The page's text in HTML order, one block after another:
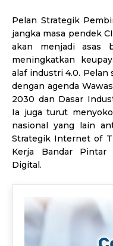
Pelan Strategik
jangka masa pendek
akan menjadi asas
meningkatkan
alaf industri 4.0. Pelan
dengan agenda
2030 dan Dasar
Ia juga turut
nasional yang lain
Strategik Internet of
Kerja Bandar Pintar
Digital.